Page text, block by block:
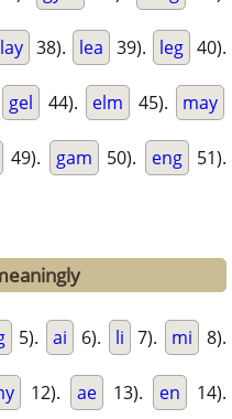
lay 38). lea 39). leg 40).
gel 44). elm 45). may
49). gam 50). eng 51).
5). ai 6). li 7). mi 8).
12). ae 13). en 14).